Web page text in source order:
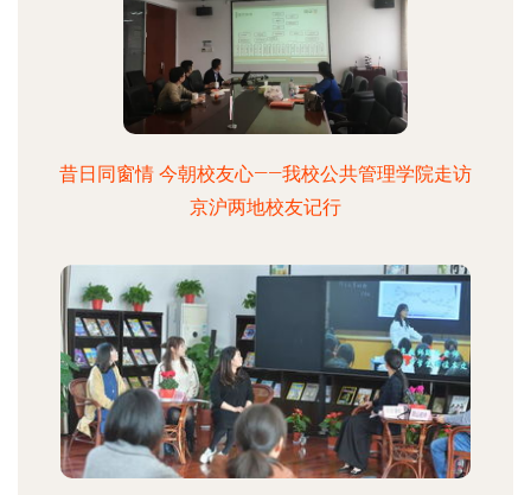
昔日同窗情 今朝校友心——我校公共管理学院走访
京沪两地校友记行